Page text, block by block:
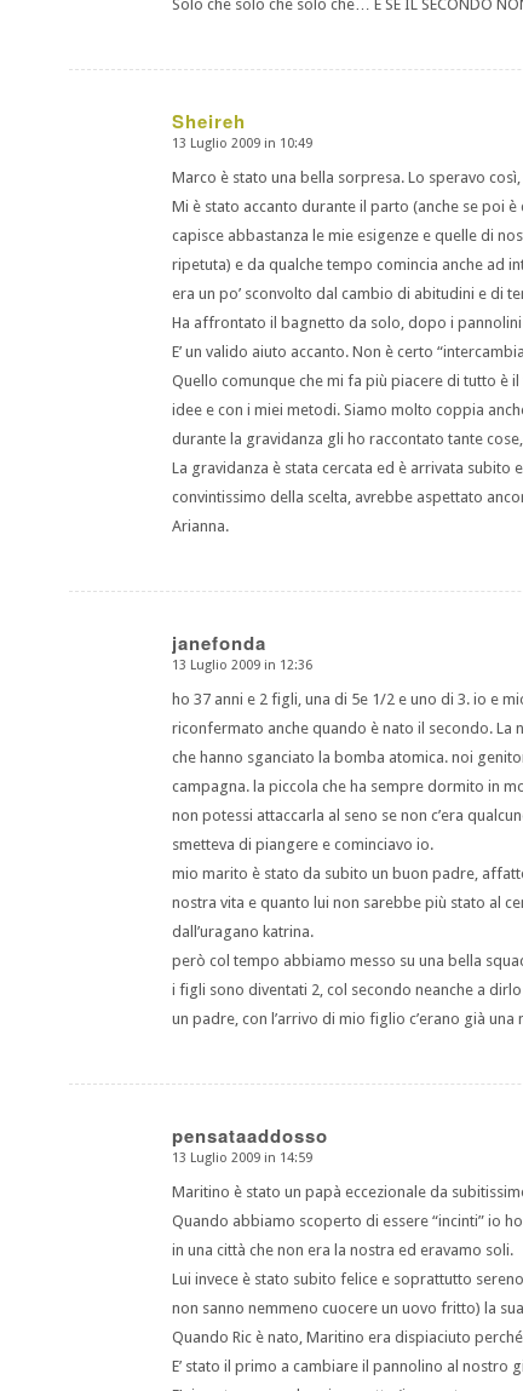
Solo che solo che solo che… E SE IL SECONDO
Sheireh
dice:
13 Luglio 2009 in 10:49
Marco è stato una bella sorpresa. Lo speravo
Mi è stato accanto durante il parto (anche se poi
capisce abbastanza le mie esigenze e quelle di
ripetuta) e da qualche tempo comincia anche ad
era un po’ sconvolto dal cambio di abitudini e di
Ha affrontato il bagnetto da solo, dopo i
E’ un valido aiuto accanto. Non è certo
Quello comunque che mi fa più piacere di tutto è
idee e con i miei metodi. Siamo molto coppia
durante la gravidanza gli ho raccontato tante
La gravidanza è stata cercata ed è arrivata subito
convintissimo della scelta, avrebbe aspettato
Arianna.
janefonda
dice:
13 Luglio 2009 in 12:36
ho 37 anni e 2 figli, una di 5e 1/2 e uno di 3. io e
riconfermato anche quando è nato il secondo. La
che hanno sganciato la bomba atomica. noi
campagna. la piccola che ha sempre dormito in
non potessi attaccarla al seno se non c’era
smetteva di piangere e cominciavo io.
mio marito è stato da subito un buon padre,
nostra vita e quanto lui non sarebbe più stato al
dall’uragano katrina.
però col tempo abbiamo messo su una bella
i figli sono diventati 2, col secondo neanche a
un padre, con l’arrivo di mio figlio c’erano già
pensataaddosso
dice:
13 Luglio 2009 in 14:59
Maritino è stato un papà eccezionale da
Quando abbiamo scoperto di essere “incinti” io
in una città che non era la nostra ed eravamo soli.
Lui invece è stato subito felice e soprattutto
non sanno nemmeno cuocere un uovo fritto) la
Quando Ric è nato, Maritino era dispiaciuto
E’ stato il primo a cambiare il pannolino al nostro